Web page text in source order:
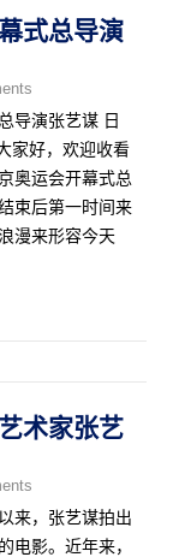
式总导演
导演张艺谋 日
家好，欢迎收看
奥运会开幕式总
束后第一时间来
漫来形容今天
术家张艺
来，张艺谋拍出
电影。近年来，